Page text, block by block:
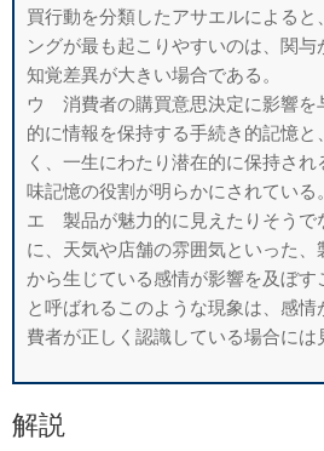
買行動を分類したアサエルによると
ングが最も起こりやすいのは、関
知覚差異が大きい場合である。
ウ 消費者の購買意思決定に影響を
的に情報を保持する手続き的記憶
く、一生にわたり潜在的に保持さ
味記憶の役割が明らかにされている。
エ 製品が魅力的に見えたりそうで
に、天気や店舗の雰囲気といった、
から生じている感情が影響を及ぼ
と呼ばれるこのような現象は、感
費者が正しく認識している場合には
解説